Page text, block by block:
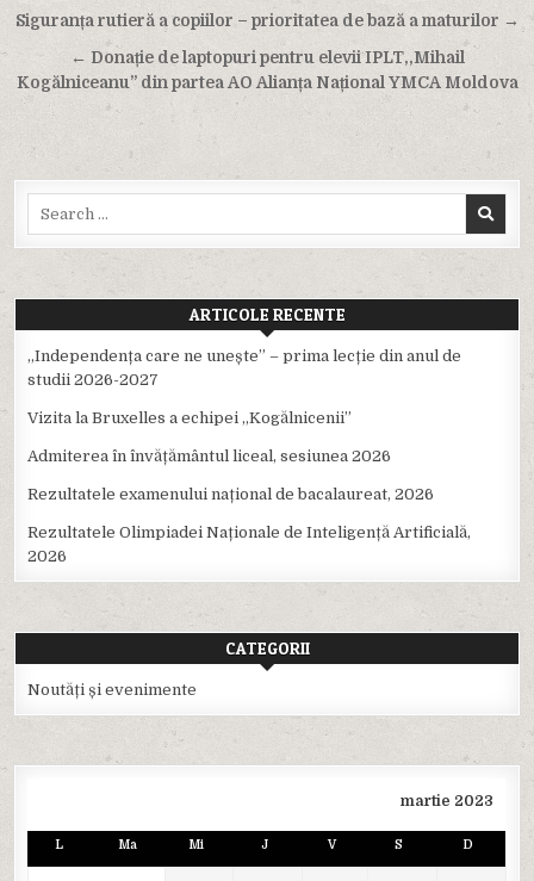
Navigare
în
articole
Siguranța rutieră a copiilor – prioritatea de bază a maturilor →
← Donație de laptopuri pentru elevii IPLT,,Mihail
Kogălniceanu” din partea AO Alianța Național YMCA Moldova
ARTICOLE RECENTE
,,Independența care ne unește” – prima lecție din anul de
studii 2026-2027
Vizita la Bruxelles a echipei ,,Kogălnicenii”
Admiterea în învățământul liceal, sesiunea 2026
Rezultatele examenului național de bacalaureat, 2026
Rezultatele Olimpiadei Naționale de Inteligență Artificială,
2026
CATEGORII
Noutăți și evenimente
martie 2023
L Ma Mi J V S D